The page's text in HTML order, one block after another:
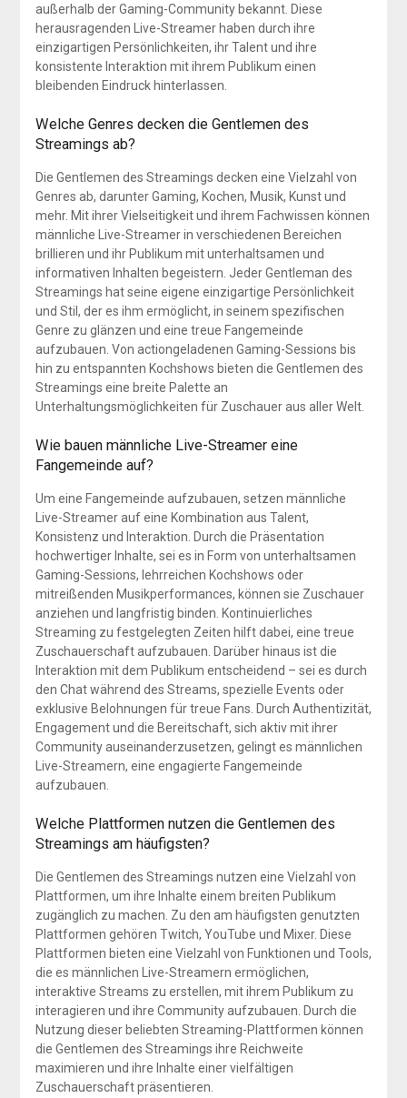
außerhalb der Gaming-Community bekannt. Diese
herausragenden Live-Streamer haben durch ihre
einzigartigen Persönlichkeiten, ihr Talent und ihre
konsistente Interaktion mit ihrem Publikum einen
bleibenden Eindruck hinterlassen.
Welche Genres decken die Gentlemen des
Streamings ab?
Die Gentlemen des Streamings decken eine Vielzahl von
Genres ab, darunter Gaming, Kochen, Musik, Kunst und
mehr. Mit ihrer Vielseitigkeit und ihrem Fachwissen können
männliche Live-Streamer in verschiedenen Bereichen
brillieren und ihr Publikum mit unterhaltsamen und
informativen Inhalten begeistern. Jeder Gentleman des
Streamings hat seine eigene einzigartige Persönlichkeit
und Stil, der es ihm ermöglicht, in seinem spezifischen
Genre zu glänzen und eine treue Fangemeinde
aufzubauen. Von actiongeladenen Gaming-Sessions bis
hin zu entspannten Kochshows bieten die Gentlemen des
Streamings eine breite Palette an
Unterhaltungsmöglichkeiten für Zuschauer aus aller Welt.
Wie bauen männliche Live-Streamer eine
Fangemeinde auf?
Um eine Fangemeinde aufzubauen, setzen männliche
Live-Streamer auf eine Kombination aus Talent,
Konsistenz und Interaktion. Durch die Präsentation
hochwertiger Inhalte, sei es in Form von unterhaltsamen
Gaming-Sessions, lehrreichen Kochshows oder
mitreißenden Musikperformances, können sie Zuschauer
anziehen und langfristig binden. Kontinuierliches
Streaming zu festgelegten Zeiten hilft dabei, eine treue
Zuschauerschaft aufzubauen. Darüber hinaus ist die
Interaktion mit dem Publikum entscheidend – sei es durch
den Chat während des Streams, spezielle Events oder
exklusive Belohnungen für treue Fans. Durch Authentizität,
Engagement und die Bereitschaft, sich aktiv mit ihrer
Community auseinanderzusetzen, gelingt es männlichen
Live-Streamern, eine engagierte Fangemeinde
aufzubauen.
Welche Plattformen nutzen die Gentlemen des
Streamings am häufigsten?
Die Gentlemen des Streamings nutzen eine Vielzahl von
Plattformen, um ihre Inhalte einem breiten Publikum
zugänglich zu machen. Zu den am häufigsten genutzten
Plattformen gehören Twitch, YouTube und Mixer. Diese
Plattformen bieten eine Vielzahl von Funktionen und Tools,
die es männlichen Live-Streamern ermöglichen,
interaktive Streams zu erstellen, mit ihrem Publikum zu
interagieren und ihre Community aufzubauen. Durch die
Nutzung dieser beliebten Streaming-Plattformen können
die Gentlemen des Streamings ihre Reichweite
maximieren und ihre Inhalte einer vielfältigen
Zuschauerschaft präsentieren.